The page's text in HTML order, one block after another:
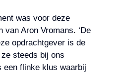
was voor deze
van Aron Vromans. ‘De
opdrachtgever is de
steeds bij ons
een flinke klus waarbij